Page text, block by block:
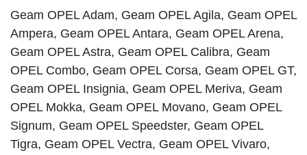
Geam OPEL Adam, Geam OPEL Agila, Geam OPEL
Ampera, Geam OPEL Antara, Geam OPEL Arena,
Geam OPEL Astra, Geam OPEL Calibra, Geam
OPEL Combo, Geam OPEL Corsa, Geam OPEL GT,
Geam OPEL Insignia, Geam OPEL Meriva, Geam
OPEL Mokka, Geam OPEL Movano, Geam OPEL
Signum, Geam OPEL Speedster, Geam OPEL
Tigra, Geam OPEL Vectra, Geam OPEL Vivaro,